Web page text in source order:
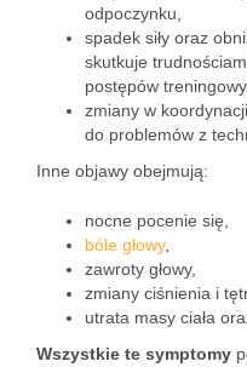
odpoczynku,
spadek siły oraz
skutkuje
postępów
zmiany w
do problemów z
Inne objawy obejmują:
nocne pocenie się,
bóle głowy,
zawroty głowy,
zmiany ciśnienia i
utrata masy ciała
Wszystkie te symptomy